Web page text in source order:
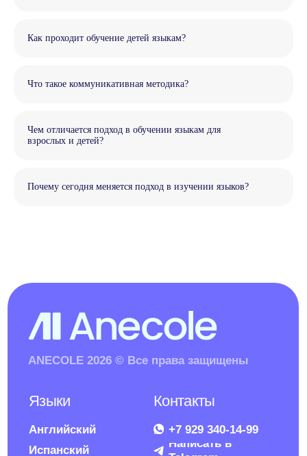
Как проходит обучение детей языкам?
Что такое коммуникативная методика?
Чем отличается подход в обучении языкам для
взрослых и детей?
Почему сегодня меняется подход в изучении языков?